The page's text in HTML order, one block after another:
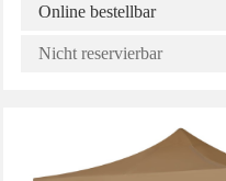
Online bestellbar
Nicht reservierbar